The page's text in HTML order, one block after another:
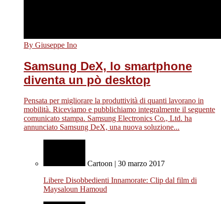
By Giuseppe Ino
Samsung DeX, lo smartphone
diventa un pò desktop
Pensata per migliorare la produttività di quanti lavorano in
mobilità. Riceviamo e pubblichiamo integralmente il seguente
comunicato stampa. Samsung Electronics Co., Ltd. ha
annunciato Samsung DeX, una nuova soluzione...
Cartoon | 30 marzo 2017
Libere Disobbedienti Innamorate: Clip dal film di
Maysaloun Hamoud